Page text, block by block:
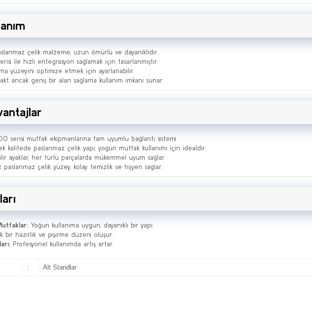
çelik malzeme, uzun ömürlü ve dayanıklıdır.
ile hızlı entegrasyon sağlamak için tasarlanmıştır.
yüzeyini optimize etmek için ayarlanabilir.
ancak geniş bir alan sağlama kullanım imkanı sunar.
serisi mutfak ekipmanlarına tam uyumlu bağlantı sistemi.
kalitede paslanmaz çelik yapı, yoğun mutfak kullanımı için idealdir.
ayaklar, her türlü parçalarda mükemmel uyum sağlar.
paslanmaz çelik yüzey, kolay temizlik ve hijyen sağlar.
Yoğun kullanıma uygun, dayanıklı bir yapı.
bir hazırlık ve pişirme düzeni oluşur.
Profesyonel kullanımda artış artar.
: Alt Standlar